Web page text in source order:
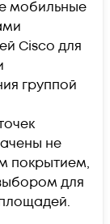
мобильные
Cisco для
группой
не
покрытием,
для